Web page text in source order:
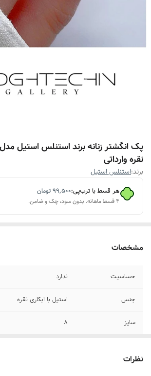
پک انگشتر زنانه برند استنلس استیل
نقره وارداتی
برند:استنلس استیل
هر قسط با ترب‌پی:۹۹٬۵۰۰تومان
۴ قسط ماهانه. بدون سود، چک و ضامن.
مشخصات
حساسیت ندارد
جنس استیل با ابکاری نقره
سایز ۸
نظرات